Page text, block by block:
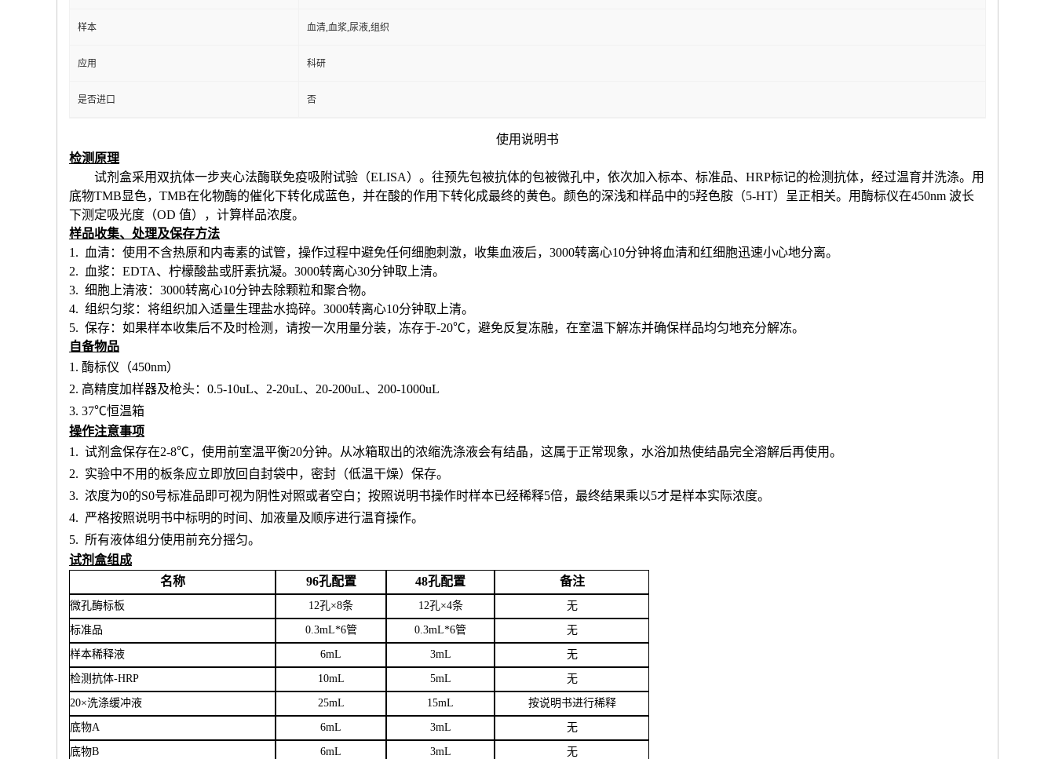
样本 血清,血浆,尿液,组织
应用 科研
是否进口 否
使用说明书
检测原理
试剂盒采用双抗体一步夹心法酶联免疫吸附试验（ELISA）。往预先包被抗体的包被微孔中，依次加入标本、标准品、HRP标记的检测抗体，经过温育并洗涤。用
底物TMB显色，TMB在化物酶的催化下转化成蓝色，并在酸的作用下转化成最终的黄色。颜色的深浅和样品中的5羟色胺（5-HT） 呈正相关。用酶标仪在450nm 波长
下测定吸光度（OD 值），计算样品浓度。
样品收集、处理及保存方法
1. 血清：使用不含热原和内毒素的试管，操作过程中避免任何细胞刺激，收集血液后，3000转离心10分钟将血清和红细胞迅速小心地分离。
2. 血浆：EDTA、柠檬酸盐或肝素抗凝。3000转离心30分钟取上清。
3. 细胞上清液：3000转离心10分钟去除颗粒和聚合物。
4. 组织匀浆：将组织加入适量生理盐水捣碎。3000转离心10分钟取上清。
5. 保存：如果样本收集后不及时检测，请按一次用量分装，冻存于-20℃，避免反复冻融，在室温下解冻并确保样品均匀地充分解冻。
自备物品
1. 酶标仪（450nm）
2. 高精度加样器及枪头： 0.5-10uL、2-20uL、20-200uL、200-1000uL
3. 37℃恒温箱
操作注意事项
1. 试剂盒保存在2-8℃，使用前室温平衡20分钟。从冰箱取出的浓缩洗涤液会有结晶，这属于正常现象，水浴加热使结晶完全溶解后再使用。
2. 实验中不用的板条应立即放回自封袋中，密封（低温干燥）保存。
3. 浓度为0的S0号标准品即可视为阴性对照或者空白；按照说明书操作时样本已经稀释5倍，最终结果乘以5才是样本实际浓度。
4. 严格按照说明书中标明的时间、加液量及顺序进行温育操作。
5. 所有液体组分使用前充分摇匀。
试剂盒组成
名称
96孔配置 48孔配置 备注
微孔酶标板 12孔×8条 12孔×4条 无
标准品 0.3mL*6管 0.3mL*6管 无
样本稀释液 6mL 3mL 无
检测抗体-HRP 10mL 5mL 无
20×洗涤缓冲液 25mL 15mL 按说明书进行稀释
底物A 6mL 3mL 无
底物B 6mL 3mL 无